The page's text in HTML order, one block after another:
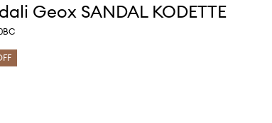
Geox SANDAL KODETTE